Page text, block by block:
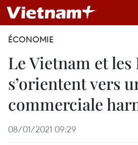
ÉCONOMIE
Le Vietnam et
s’orientent vers
commerciale
08/01/2021 09:29